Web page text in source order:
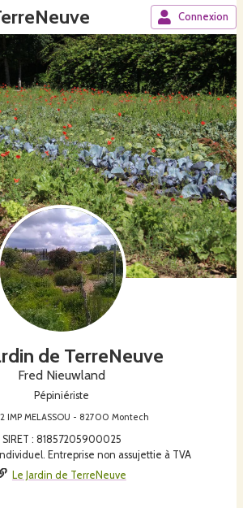
Connexion
de TerreNeuve
Fred Nieuwland
Pépiniériste
IMP MELASSOU - 82700 Montech
SIRET : 81857205900025
Entreprise non assujettie à TVA
Le Jardin de TerreNeuve